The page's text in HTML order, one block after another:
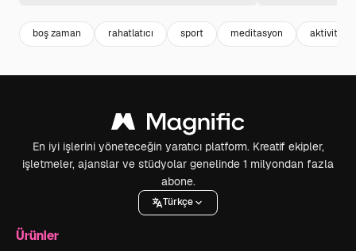
boş zaman rahatlatıcı sport meditasyon aktivite
En iyi işlerini yöneteceğin yaratıcı platform. Kreatif ekipler,
işletmeler, ajanslar ve stüdyolar genelinde 1 milyondan fazla
abone.
Türkçe
Ürünler